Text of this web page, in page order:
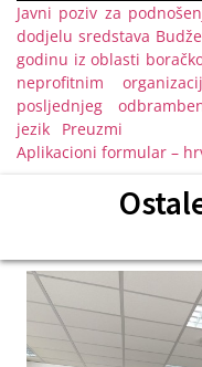
Javni poziv za
dodjelu sredstava
godinu iz oblasti
neprofitnim
posljednjeg
jezik
Preuzmi
Aplikacioni formular –